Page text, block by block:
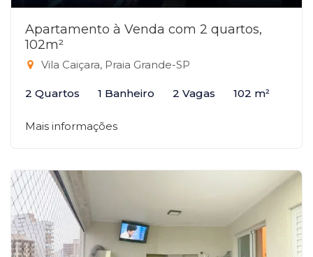
Apartamento à Venda com 2 quartos,
102m²
Vila Caiçara, Praia Grande-SP
2 Quartos 1 Banheiro 2 Vagas 102 m²
Mais informações